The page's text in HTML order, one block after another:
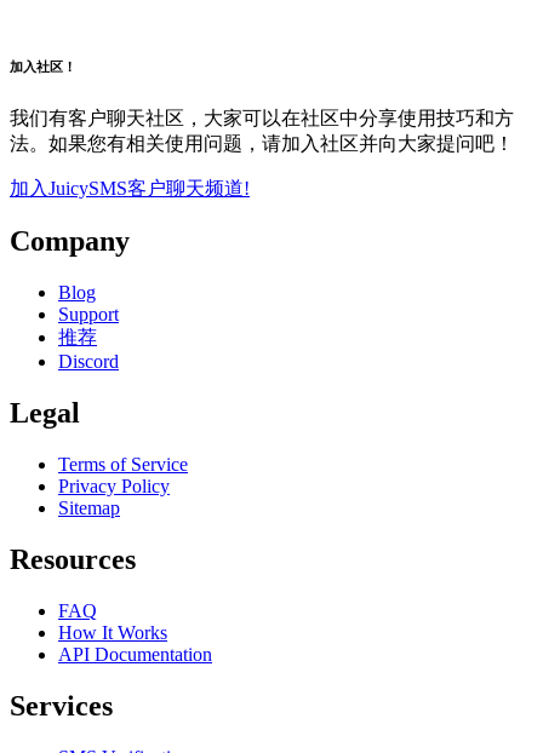
加入社区！
我们有客户聊天社区，大家可以在社区中分享使用技巧和方
法。如果您有相关使用问题，请加入社区并向大家提问吧！
加入JuicySMS客户聊天频道!
Company
Blog
Support
推荐
Discord
Legal
Terms of Service
Privacy Policy
Sitemap
Resources
FAQ
How It Works
API Documentation
Services